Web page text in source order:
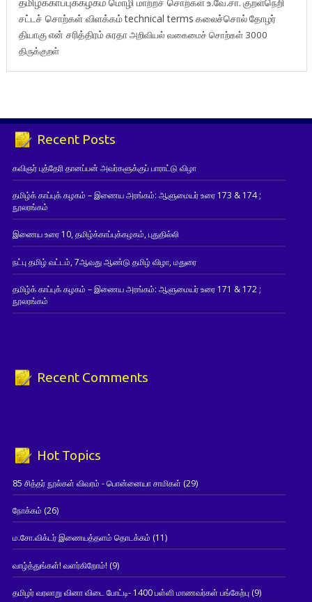
சட்டச் சொற்கள் விளக்கம்technical terms கலைச்சொல்தோழர்
தியாகுஎன் சரித்திரம்சுரதாஅறிவியல் வகைமைச் சொற்கள் 3000
திருக்குறள்
Recent Posts
கவிஞர் புத்தேரி தானப்பன் அவர்களுக்குப் பாராட்டு விழா
தமிழ்க் காப்புக் கழகம் – இணைய அரங்கம்: ஆளுமையர் உரை 173 & 174 ;
நூலரங்கம்
இணைய உரை 10, தமிழ்க்காப்புக்கழகம், புதுதில்லி
நட்பு தமிழ் வட்டம், 7ஆவது ஆண்டு தமிழ் விழா, மதுரை
தமிழ்க் காப்புக் கழகம் – இணைய அரங்கம்: ஆளுமையர் உரை 171 & 172 ;
நூலரங்கம்
Recent Comments
Hot Topics
85 சித்தர் நூல்கள் விவரம் - பொன்னையா சாமிகள் (29)
நோக்கம் (26)
ம.சோ.விக்டர் இணையத்தளம் தொடக்கம் (11)
வாழ்த்துங்கள்! வளர்கிறோம்! (9)
தமிழர் வரலாறு வினா விடை போட்டி- 1400 பள்ளி மாணவர்கள் பங்கேற்பு(9)